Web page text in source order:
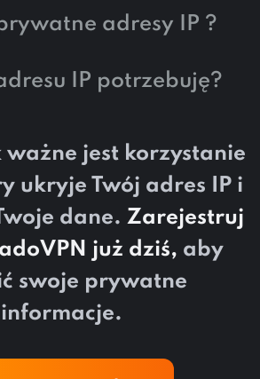
adresy IP ?
IP potrzebuję?
ważne jest korzystanie
ukryje Twój adres IP i
dane. Zarejestruj
już dziś, aby
swoje prywatne
informacje.